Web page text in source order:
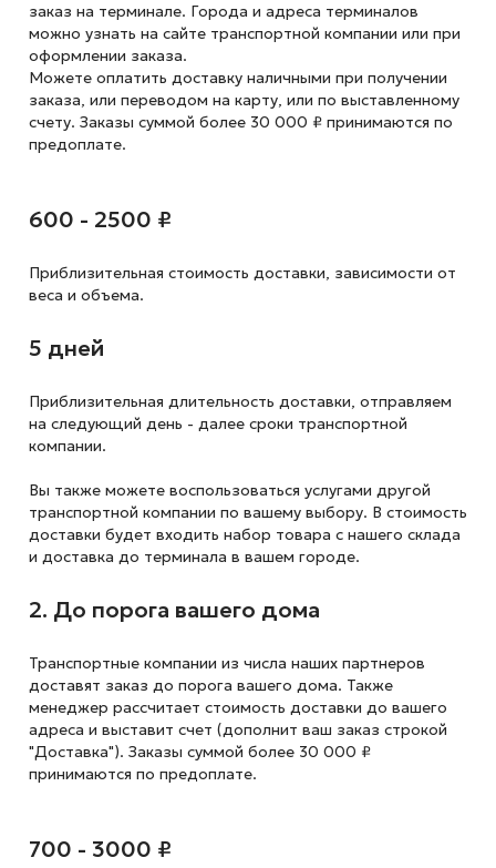
заказ на терминале. Города и адреса терминалов
можно узнать на сайте транспортной компании или при
оформлении заказа.
Можете оплатить доставку наличными при получении
заказа, или переводом на карту, или по выставленному
счету. Заказы суммой более 30 000 ₽ принимаются по
предоплате.
600 - 2500 ₽
Приблизительная стоимость доставки, зависимости от
веса и объема.
5 дней
Приблизительная длительность доставки, отправляем
на следующий день - далее сроки транспортной
компании.
Вы также можете воспользоваться услугами другой
транспортной компании по вашему выбору. В стоимость
доставки будет входить набор товара с нашего склада
и доставка до терминала в вашем городе.
2. До порога вашего дома
Транспортные компании из числа наших партнеров
доставят заказ до порога вашего дома. Также
менеджер рассчитает стоимость доставки до вашего
адреса и выставит счет (дополнит ваш заказ строкой
"Доставка"). Заказы суммой более 30 000 ₽
принимаются по предоплате.
700 - 3000 ₽